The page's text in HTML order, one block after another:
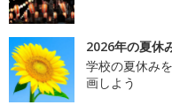
2026年の夏休
学校の夏休み
画しよう